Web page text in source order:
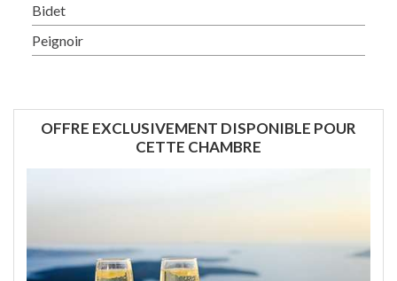
Bidet
Peignoir
OFFRE EXCLUSIVEMENT DISPONIBLE POUR
CETTE CHAMBRE